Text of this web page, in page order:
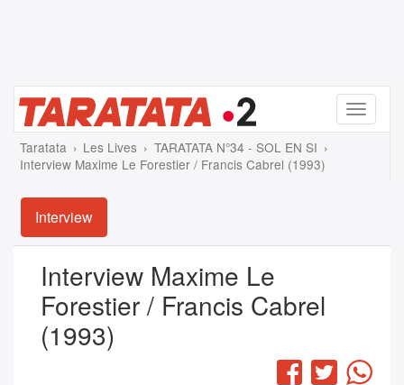
Menu
Taratata Les Lives
TARATATA N°34 - SOL EN SI
Interview Maxime Le Forestier / Francis Cabrel (1993)
Interview
Interview Maxime Le
Forestier / Francis Cabrel
(1993)
Facebook
Twitter